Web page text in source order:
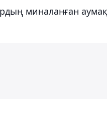
миналанған